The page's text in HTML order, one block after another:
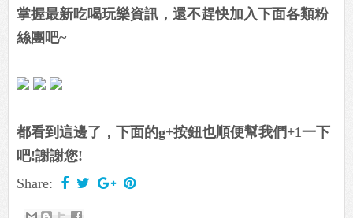
掌握最新吃喝玩樂資訊，還不趕快加入下面各類粉
絲團吧~
都看到這邊了，下面的g+按鈕也順便幫我們+1一下
吧!謝謝您!
Share: